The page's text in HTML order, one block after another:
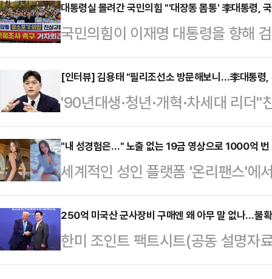
일 서울 국회에서 열린 최고위원회
정법'이라고 하라. 새벽배송이라 하
기'라 하지 말고 '항소 자제'라고 하
라. 조작·입틀막·독재의 달인 이재
이'를 '헌법존중 정부혁신'이라고
힘 이날 회의 …
대통령실 몰려간 국민의힘 "'대장동 몸통' 李대통령,
국민의힘이 이재명 대통령을 향해
건의 진실을 규명하기 위한 국정조
원내대표를 비롯한 당 지도부와 원
등은 17일 오전 서울 용산 대통령
을 위한 국정조사 촉구 기자회견'을
조사특위를 수용하라"고 강조했다.
됐을 때 성남시 전체가 범죄자들의
저수지가 됐다"며…
[인터뷰] 김용태 "필리조선소 방문해보니…李대통령,
'90년대생·청년·개혁·차세대 리더''
힘에서 당 주류인 친윤계를 '기득권
이가 김용태 국민의힘 의원이다. 거
적 역할을 맡은 뒤 보수 정치 차세
도부가 출범한 지 4개월, 정부·여
민의힘 지지율은 무당층보다 낮다.
엇박자"라는 위기감도 감지된다.지
구안은 뭘까. 중도층에 명…
"내 성경험은…" 노출 없는 19금 영상으로 1000억
세계적인 성인 플랫폼 '온리팬스'에
이 하루 수익 전액을 기부해 화제
즈 등 미국 매체에 따르면 플로리다
단 2년 만에 누적 수익이 1억 달러(
인은 현재 틱톡, 인스타그램 등 소
250억 미국산 군사장비 구매엔 왜 아무 말 없나…불
한미 조인트 팩트시트(공동 설명자
는 가운데 '화려하지만 문구는 지나